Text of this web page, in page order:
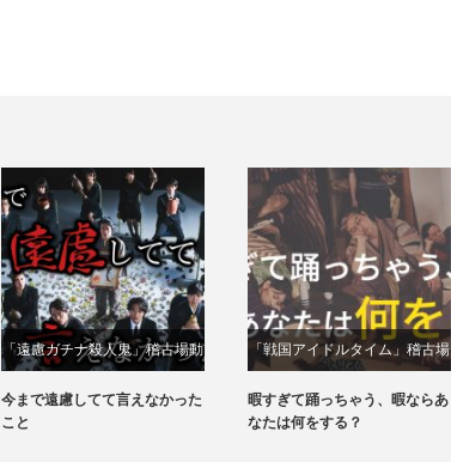
「遠慮ガチナ殺人鬼」稽古場動
画
今まで遠慮してて言えなかった
こと
「戦国アイドルタイム」稽古場
動画
暇すぎて踊っちゃう、暇ならあ
なたは何をする？